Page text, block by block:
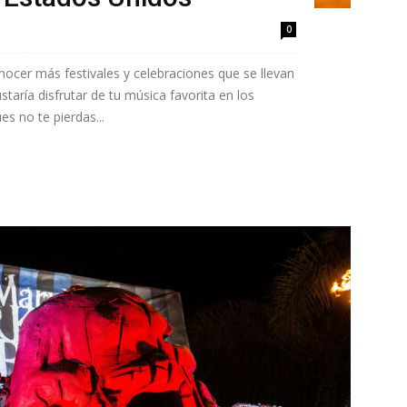
0
más festivales y celebraciones que se llevan
disfrutar de tu música favorita en los
no te pierdas...